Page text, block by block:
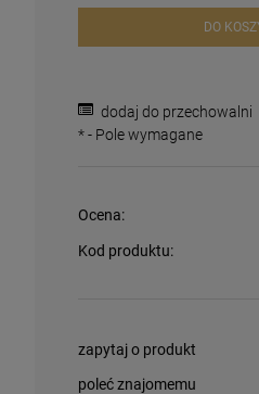
DO
dodaj do przechowalni
*- Pole wymagane
Ocena:
Kod produktu:
zapytaj o produkt
poleć znajomemu